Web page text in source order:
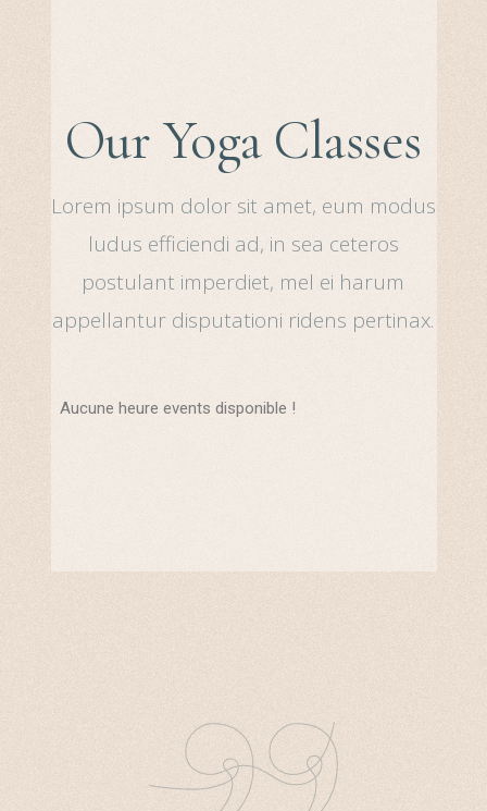
Our Yoga Classes
Lorem ipsum dolor sit amet, eum modus
ludus efficiendi ad, in sea ceteros
postulant imperdiet, mel ei harum
appellantur disputationi ridens pertinax.
Aucune heure events disponible !